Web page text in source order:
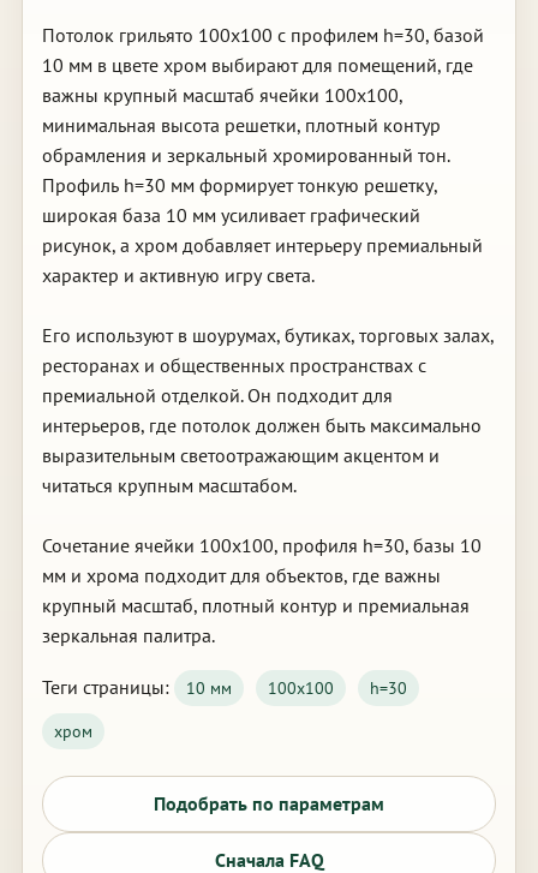
Потолок грильято 100х100 с профилем h=30, базой
10 мм в цвете хром выбирают для помещений, где
важны крупный масштаб ячейки 100х100,
минимальная высота решетки, плотный контур
обрамления и зеркальный хромированный тон.
Профиль h=30 мм формирует тонкую решетку,
широкая база 10 мм усиливает графический
рисунок, а хром добавляет интерьеру премиальный
характер и активную игру света.
Его используют в шоурумах, бутиках, торговых залах,
ресторанах и общественных пространствах с
премиальной отделкой. Он подходит для
интерьеров, где потолок должен быть максимально
выразительным светоотражающим акцентом и
читаться крупным масштабом.
Сочетание ячейки 100х100, профиля h=30, базы 10
мм и хрома подходит для объектов, где важны
крупный масштаб, плотный контур и премиальная
зеркальная палитра.
Теги страницы: 10 мм 100х100
h=30
хром
Подобрать по параметрам
Сначала FAQ